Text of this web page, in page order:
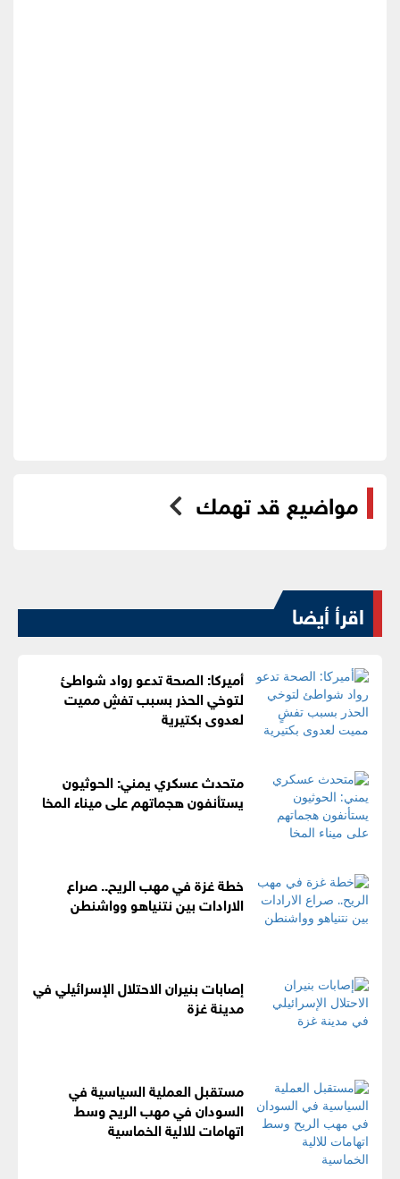
مواضيع قد تهمك
اقرأ أيضا
أميركا: الصحة تدعو رواد شواطئ
لتوخي الحذر بسبب تفشٍ مميت
لعدوى بكتيرية
متحدث عسكري يمني: الحوثيون
يستأنفون هجماتهم على ميناء المخا
خطة غزة في مهب الريح.. صراع
الارادات بين نتنياهو وواشنطن
إصابات بنيران الاحتلال الإسرائيلي في
مدينة غزة
مستقبل العملية السياسية في
السودان في مهب الريح وسط
اتهامات للالية الخماسية